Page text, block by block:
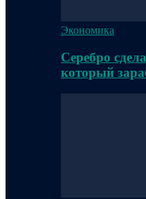
Экономика
Серебро
который